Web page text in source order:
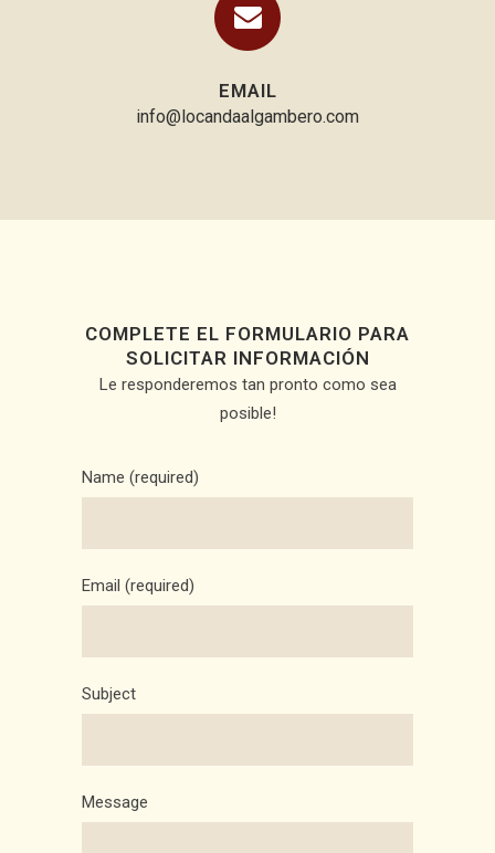
EMAIL
info@locandaalgambero.com
COMPLETE EL FORMULARIO PARA
SOLICITAR INFORMACIÓN
Le responderemos tan pronto como sea
posible!
Name (required)
Email (required)
Subject
Message